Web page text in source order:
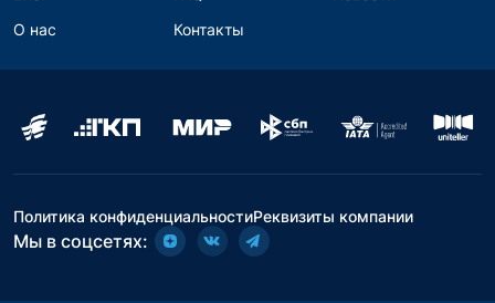
О нас
Контакты
Политика конфиденциальностиРеквизиты компании
Мы в соцсетях: